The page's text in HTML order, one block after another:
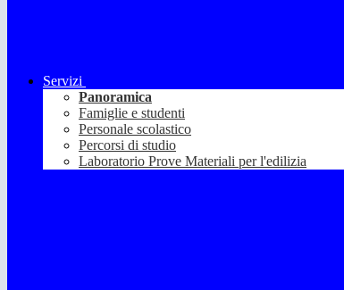
Servizi
Panoramica
Famiglie e studenti
Personale scolastico
Percorsi di studio
Laboratorio Prove Materiali per l'edilizia